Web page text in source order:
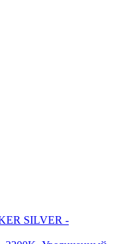
SILVER -